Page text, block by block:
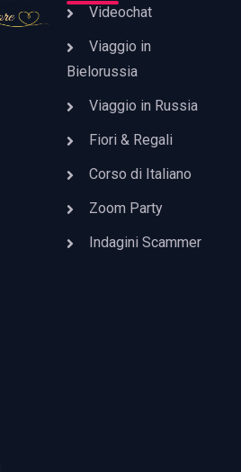
Videochat
Viaggio in
Bielorussia
Viaggio in Russia
Fiori & Regali
Corso di Italiano
Zoom Party
Indagini Scammer